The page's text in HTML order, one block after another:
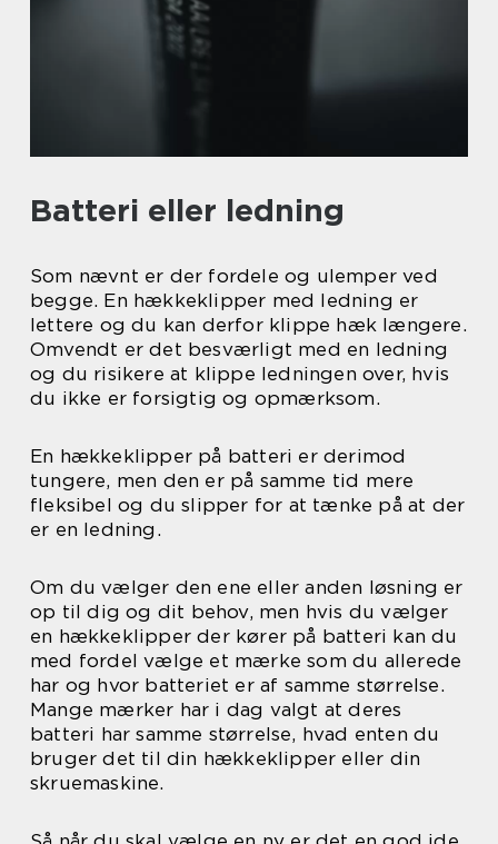
Batteri eller ledning
Som nævnt er der fordele og ulemper ved
begge. En hækkeklipper med ledning er
lettere og du kan derfor klippe hæk længere.
Omvendt er det besværligt med en ledning
og du risikere at klippe ledningen over, hvis
du ikke er forsigtig og opmærksom.
En hækkeklipper på batteri er derimod
tungere, men den er på samme tid mere
fleksibel og du slipper for at tænke på at der
er en ledning.
Om du vælger den ene eller anden løsning er
op til dig og dit behov, men hvis du vælger
en hækkeklipper der kører på batteri kan du
med fordel vælge et mærke som du allerede
har og hvor batteriet er af samme størrelse.
Mange mærker har i dag valgt at deres
batteri har samme størrelse, hvad enten du
bruger det til din hækkeklipper eller din
skruemaskine.